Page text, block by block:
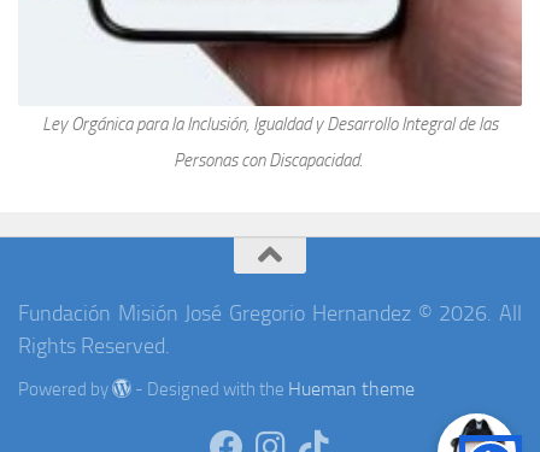
Ley Orgánica para la Inclusión, Igualdad y Desarrollo Integral de las
Personas con Discapacidad.
Fundación Misión José Gregorio Hernandez © 2026. All
Rights Reserved.
Powered by - Designed with the Hueman theme